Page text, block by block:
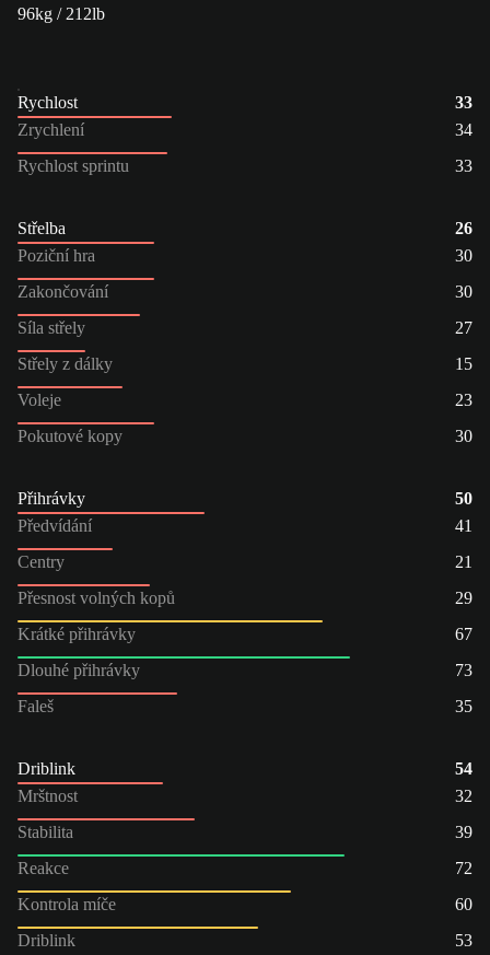
96kg / 212lb
Rychlost
33
Zrychlení
34
Rychlost sprintu
33
Střelba
26
Poziční hra
30
Zakončování
30
Síla střely
27
Střely z dálky
15
Voleje
23
Pokutové kopy
30
Přihrávky
50
Předvídání
41
Centry
21
Přesnost volných kopů
29
Krátké přihrávky
67
Dlouhé přihrávky
73
Faleš
35
Driblink
54
Mrštnost
32
Stabilita
39
Reakce
72
Kontrola míče
60
Driblink
53